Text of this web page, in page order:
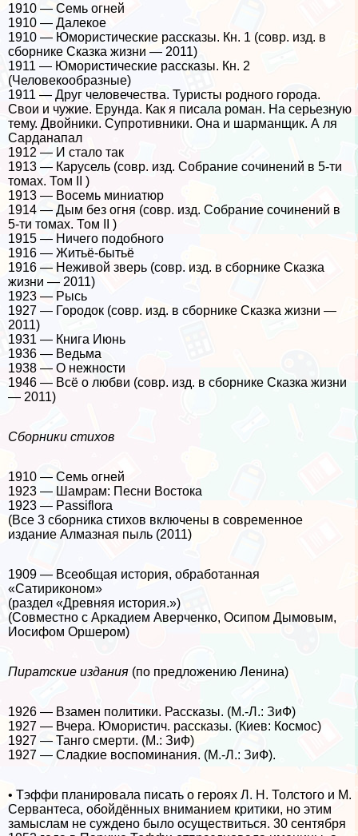
1910 — Семь огней
1910 — Далекое
1910 — Юмористические рассказы. Кн. 1 (совр. изд. в
сборнике Сказка жизни — 2011)
1911 — Юмористические рассказы. Кн. 2
(Человекообразные)
1911 — Друг человечества. Туристы родного города.
Свои и чужие. Ерунда. Как я писала роман. На серьезную
тему. Двойники. Супротивники. Она и шарманщик. А ля
Сарданапал
1912 — И стало так
1913 — Карусель (совр. изд. Собрание сочинений в 5-ти
томах. Том II )
1913 — Восемь миниатюр
1914 — Дым без огня (совр. изд. Собрание сочинений в
5-ти томах. Том II )
1915 — Ничего подобного
1916 — Житьё-бытьё
1916 — Неживой зверь (совр. изд. в сборнике Сказка
жизни — 2011)
1923 — Рысь
1927 — Городок (совр. изд. в сборнике Сказка жизни —
2011)
1931 — Книга Июнь
1936 — Ведьма
1938 — О нежности
1946 — Всё о любви (совр. изд. в сборнике Сказка жизни
— 2011)
Сборники стихов
1910 — Семь огней
1923 — Шамрам: Песни Востока
1923 — Passiflora
(Все 3 сборника стихов включены в современное
издание Алмазная пыль (2011)
1909 — Всеобщая история, обработанная
«Сатириконом»
(раздел «Древняя история.»)
(Совместно с Аркадием Аверченко, Осипом Дымовым,
Иосифом Оршером)
Пиратские издания (по предложению Ленина)
1926 — Взамен политики. Рассказы. (М.-Л.: ЗиФ)
1927 — Вчера. Юмористич. рассказы. (Киев: Космос)
1927 — Танго cмepти. (М.: ЗиФ)
1927 — Сладкие воспоминания. (М.-Л.: ЗиФ).
• Тэффи планировала писать о героях Л. Н. Толстого и М.
Сервантеса, обойдённых вниманием критики, но этим
замыслам не суждено было осуществиться. 30 сентября